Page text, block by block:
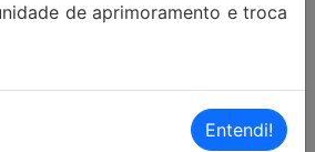
Clique aqui!
de aprimoramento e troca
Entendi!